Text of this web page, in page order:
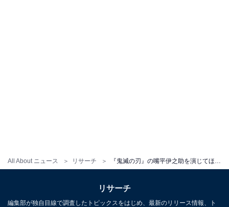
All About ニュース リサーチ 『鬼滅の刃』の嘴平伊之助を演じてほしい俳優ランキング！ 「新田真剣佑」「菅田将暉」を抑えた1位は？
リサーチ
編集部が独自目線で調査したトピックスをはじめ、最新のリリース情報、ト